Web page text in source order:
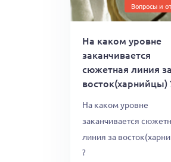
Вопросы и
На каком уровне
заканчивается
сюжетная линия за
восток(харнийцы)
На каком уровне
заканчивается
линия за
?